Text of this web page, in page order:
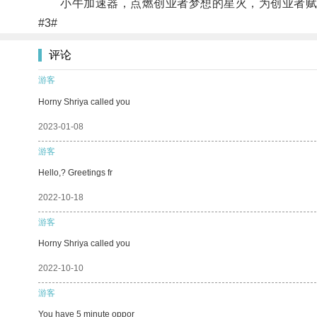
小牛加速器，点燃创业者梦想的星火，为创业者赋
#3#
评论
游客
Horny Shriya called you
2023-01-08
游客
Hello,? Greetings fr
2022-10-18
游客
Horny Shriya called you
2022-10-10
游客
You have 5 minute oppor